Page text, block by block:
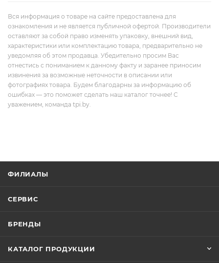
Вся информация о товаре на сайте предоставлена для
ознакомления и не является публичной офертой. Производители
оставляют за собой право изменять упаковку, внешний вид,
характеристики или комплектацию товара, предварительно не
уведомляя об этом продавца. Убедительно просим Вас
отнестись с пониманием к данному факту и заранее приносим
извинения за возможные неточности в описании или
фотографиях товара. Будем благодарны за информацию об
ошибках — это поможет сделать наш каталог точнее! С
уважением, команда tpi.by.
ФИЛИАЛЫ
СЕРВИС
БРЕНДЫ
КАТАЛОГ ПРОДУКЦИИ